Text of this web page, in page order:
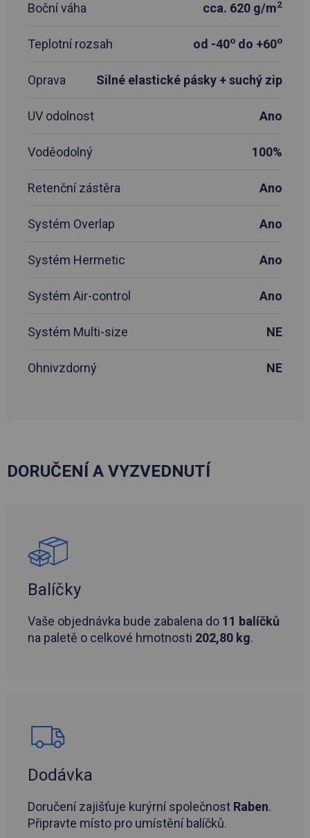
Boční váha cca. 620 g/m2
Teplotní rozsah od -40o do +60o
Oprava Silné elastické pásky + suchý zip
UV odolnost Ano
Voděodolný 100%
Retenční zástěra Ano
Systém Overlap Ano
Systém Hermetic Ano
Systém Air-control Ano
Systém Multi-size NE
Ohnivzdorný NE
DORUČENÍ A VYZVEDNUTÍ
Balíčky
Vaše objednávka bude zabalena do 11 balíčků
na paletě o celkové hmotnosti 202,80 kg.
Dodávka
Doručení zajišťuje kurýrní společnost Raben.
Připravte místo pro umístění balíčků.